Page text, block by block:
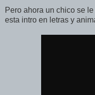
Pero ahora un chico se
esta intro en letras y